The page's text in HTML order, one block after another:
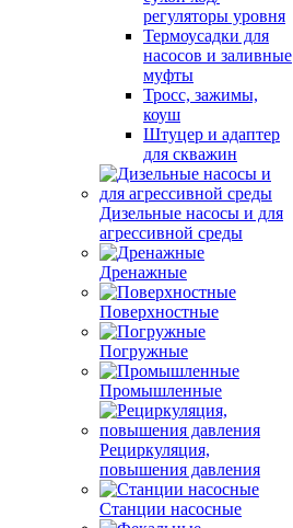
регуляторы уровня
Термоусадки для
насосов и заливные
муфты
Тросс, зажимы,
коуш
Штуцер и адаптер
для скважин
Дизельные насосы и для
агрессивной среды
Дренажные
Поверхностные
Погружные
Промышленные
Рециркуляция,
повышения давления
Станции насосные